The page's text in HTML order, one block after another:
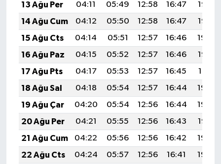
13 Ağu Per
04:11 05:49 12:58 16:47
19:57
14 Ağu Cum
04:12 05:50 12:58 16:47
19:56
15 Ağu Cts
04:14 05:51 12:57 16:46
19:54
16 Ağu Paz
04:15 05:52 12:57 16:46
19:53
17 Ağu Pts
04:17 05:53 12:57 16:45
19:51
18 Ağu Sal
04:18 05:54 12:57 16:44
19:50
19 Ağu Çar
04:20 05:54 12:56 16:44
19:48
20 Ağu Per
04:21 05:55 12:56 16:43
19:47
21 Ağu Cum
04:22 05:56 12:56 16:42
19:46
22 Ağu Cts
04:24 05:57 12:56 16:41
19:44